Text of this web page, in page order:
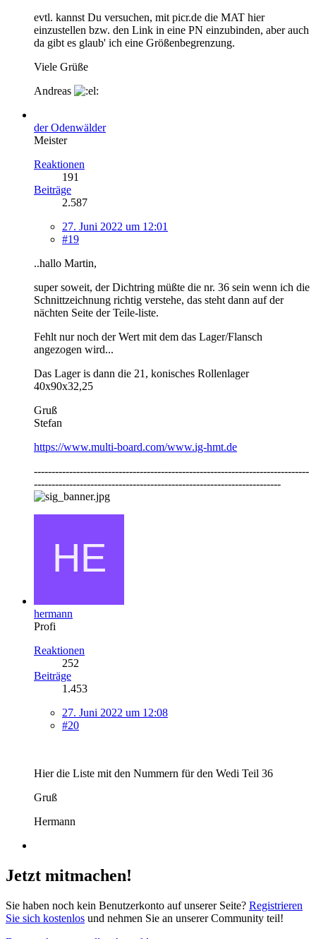
evtl. kannst Du versuchen, mit picr.de die MAT hier
einzustellen bzw. den Link in eine PN einzubinden, aber auch
da gibt es glaub' ich eine Größenbegrenzung.
Viele Grüße
Andreas
der Odenwälder
Meister
Reaktionen
191
Beiträge
2.587
27. Juni 2022 um 12:01
#19
..hallo Martin,
super soweit, der Dichtring müßte die nr. 36 sein wenn ich die
Schnittzeichnung richtig verstehe, das steht dann auf der
nächten Seite der Teile-liste.
Fehlt nur noch der Wert mit dem das Lager/Flansch
angezogen wird...
Das Lager is dann die 21, konisches Rollenlager
40x90x32,25
Gruß
Stefan
https://www.multi-board.com/www.ig-hmt.de
------------------------------------------------------------------------------
----------------------------------------------------------------------
hermann
Profi
Reaktionen
252
Beiträge
1.453
27. Juni 2022 um 12:08
#20
Hier die Liste mit den Nummern für den Wedi Teil 36
Gruß
Hermann
Jetzt mitmachen!
Sie haben noch kein Benutzerkonto auf unserer Seite? Registrieren
Sie sich kostenlos und nehmen Sie an unserer Community teil!